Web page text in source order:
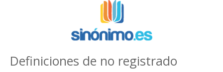
Definiciones de no registrado